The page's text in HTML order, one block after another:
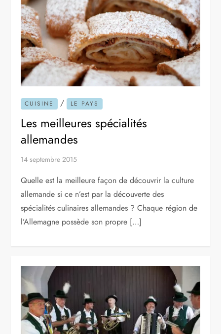
CUISINE / LE PAYS
Les meilleures spécialités
allemandes
14 septembre 2015
Quelle est la meilleure façon de découvrir la culture
allemande si ce n’est par la découverte des
spécialités culinaires allemandes ? Chaque région de
l’Allemagne possède son propre […]